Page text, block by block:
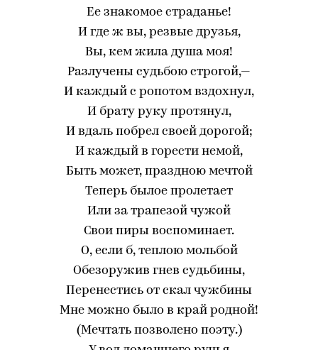
Ее знакомое страданье!
И где ж вы, резвые друзья,
Вы, кем жила душа моя!
Разлучены судьбою строгой,—
И каждый с ропотом вздохнул,
И брату руку протянул,
И вдаль побрел своей дорогой;
И каждый в горести немой,
Быть может, праздною мечтой
Теперь былое пролетает
Или за трапезой чужой
Свои пиры воспоминает.
О, если б, теплою мольбой
Обезоружив гнев судьбины,
Перенестись от скал чужбины
Мне можно было в край родной!
(Мечтать позволено поэту.)